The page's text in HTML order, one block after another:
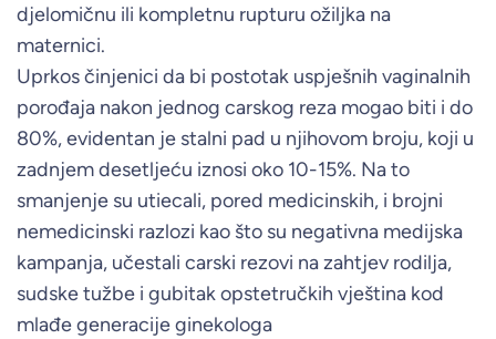
djelomičnu ili kompletnu rupturu ožiljka na
maternici.
Uprkos činjenici da bi postotak uspješnih vaginalnih
porođaja nakon jednog carskog reza mogao biti i do
80%, evidentan je stalni pad u njihovom broju, koji u
zadnjem desetljeću iznosi oko 10-15%. Na to
smanjenje su utiecali, pored medicinskih, i brojni
nemedicinski razlozi kao što su negativna medijska
kampanja, učestali carski rezovi na zahtjev rodilja,
sudske tužbe i gubitak opstetručkih vještina kod
mlađe generacije ginekologa